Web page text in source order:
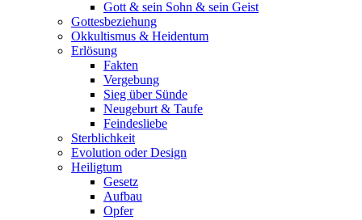
Gott & sein Sohn & sein Geist
Gottesbeziehung
Okkultismus & Heidentum
Erlösung
Fakten
Vergebung
Sieg über Sünde
Neugeburt & Taufe
Feindesliebe
Sterblichkeit
Evolution oder Design
Heiligtum
Gesetz
Aufbau
Opfer